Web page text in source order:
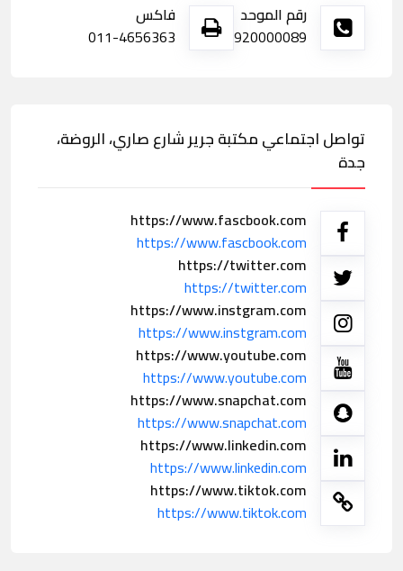
رقم الموحد
920000089
فاكس
011-4656363
تواصل اجتماعي مكتبة جرير شارع صاري، الروضة،
جدة
https://www.fascbook.com
https://www.fascbook.com
https://twitter.com
https://twitter.com
https://www.instgram.com
https://www.instgram.com
https://www.youtube.com
https://www.youtube.com
https://www.snapchat.com
https://www.snapchat.com
https://www.linkedin.com
https://www.linkedin.com
https://www.tiktok.com
https://www.tiktok.com